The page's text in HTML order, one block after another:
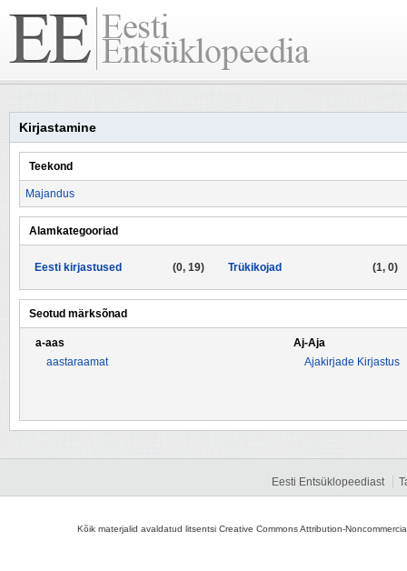
Kirjastamine
Teekond
Majandus
Alamkategooriad
(0, 19)
Eesti kirjastused (1, 0)
Trükikojad
Seotud märksõnad
a-aas
aastaraamat
Aj-Aja
Ajakirjade Kirjastus
Eesti Entsüklopeediast
Kõik materjalid avaldatud litsentsi Creative Commons Attribution-